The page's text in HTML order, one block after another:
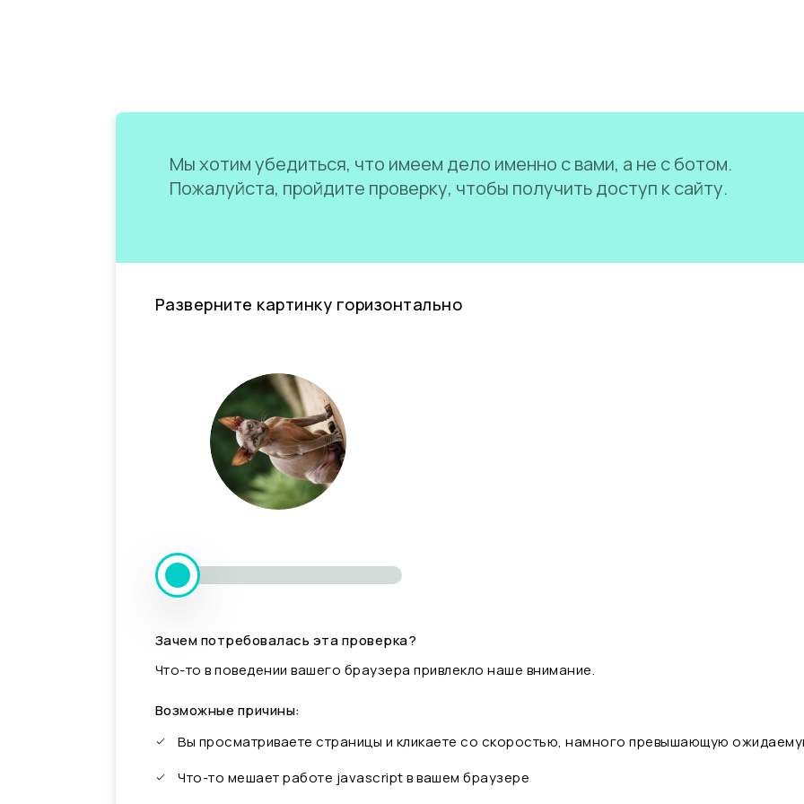
Мы хотим убедиться, что имеем дело именно с вами, а не с ботом.
Пожалуйста, пройдите проверку, чтобы получить доступ к сайту.
Разверните картинку горизонтально
Зачем потребовалась эта проверка?
Что-то в поведении вашего браузера привлекло наше внимание.
Возможные причины:
Вы просматриваете страницы и кликаете со скоростью, намного превышающую
Что-то мешает работе javascript в вашем браузере